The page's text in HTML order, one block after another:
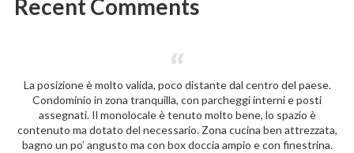
Recent Comments
La posizione è molto valida, poco distante dal centro del paese.
Condominio in zona tranquilla, con parcheggi interni e posti
assegnati. Il monolocale è tenuto molto bene, lo spazio è
contenuto ma dotato del necessario. Zona cucina ben attrezzata,
bagno un po’ angusto ma con box doccia ampio e con finestrina.